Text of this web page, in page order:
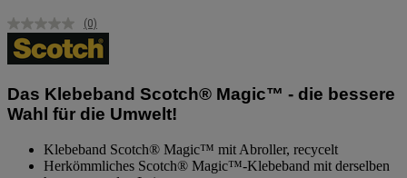
Kein
Beurteilungswert.
Link
derselben
Seite.
(0)
Das Klebeband Scotch® Magic™ - die bessere
Wahl für die Umwelt!
Klebeband Scotch® Magic™ mit Abroller, recycelt
Herkömmliches Scotch® Magic™-Klebeband mit derselben